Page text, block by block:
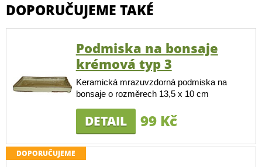
DOPORUČUJEME TAKÉ
Podmiska na bonsaje
krémová typ 3
Keramická mrazuvzdorná podmiska na
bonsaje o rozměrech 13,5 x 10 cm
DETAIL 99 Kč
DOPORUČUJEME